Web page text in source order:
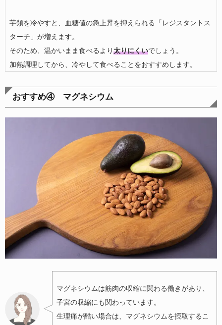
芋類を冷やすと、血糖値の急上昇を抑えられる「レジスタントス
ターチ」が増えます。
そのため、温かいまま食べるより太りにくいでしょう。
加熱調理してから、冷やして食べることをおすすめします。
おすすめ④ マグネシウム
マグネシウムは筋肉の収縮に関わる働きがあり、
子宮の収縮にも関わっています。
生理痛が酷い場合は、マグネシウムを摂取するこ